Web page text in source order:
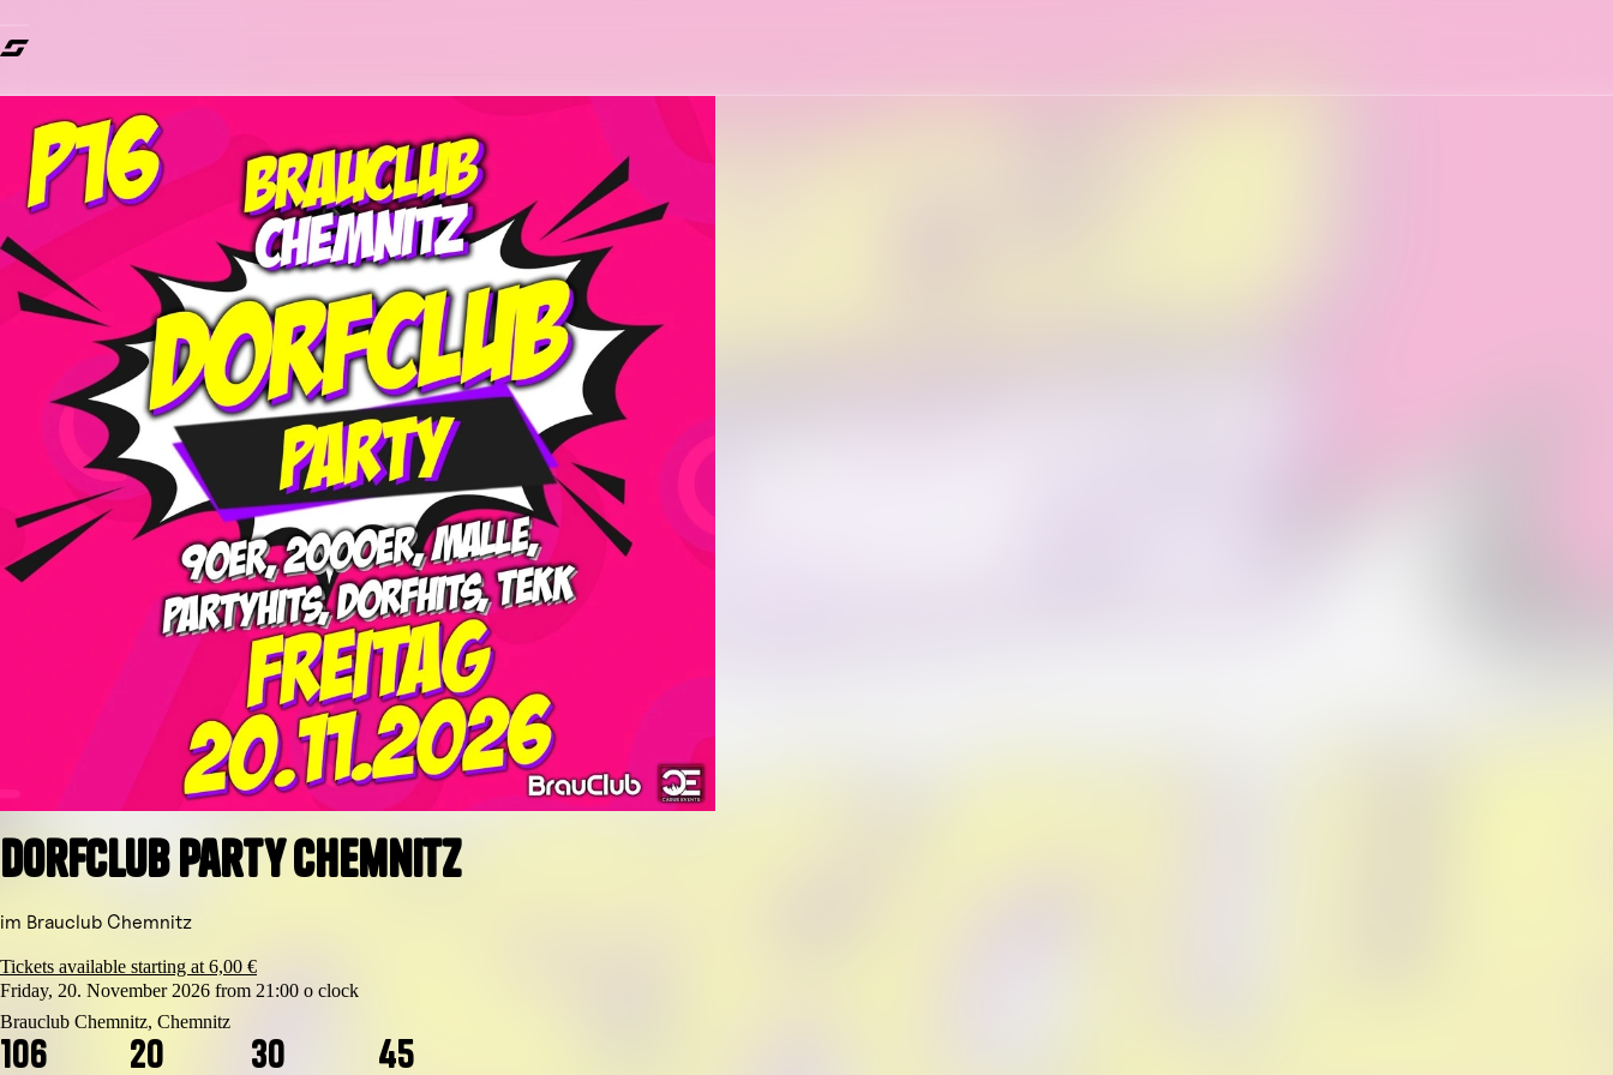
Dorfclub Party Chemnitz
im Brauclub Chemnitz
Tickets available starting at 6,00 €
Friday, 20. November 2026 from 21:00 o clock
Brauclub Chemnitz, Chemnitz
106 20 30 44